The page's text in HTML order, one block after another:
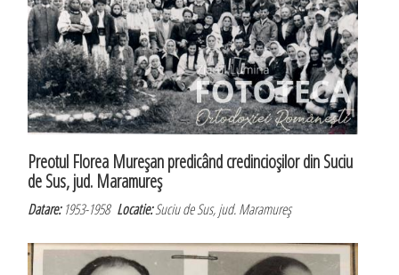
Preotul Florea Mureşan predicând credincioşilor din Suciu
de Sus, jud. Maramureş
Datare:1953-1958Locatie:Suciu de Sus, jud. Maramureş